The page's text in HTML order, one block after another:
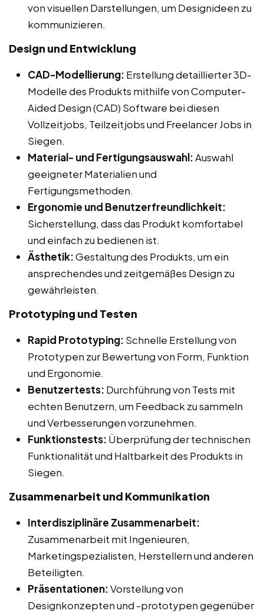
von visuellen Darstellungen, um Designideen zu
kommunizieren.
Design und Entwicklung
CAD-Modellierung: Erstellung detaillierter 3D-
Modelle des Produkts mithilfe von Computer-
Aided Design (CAD) Software bei diesen
Vollzeitjobs, Teilzeitjobs und Freelancer Jobs in
Siegen.
Material- und Fertigungsauswahl:Auswahl
geeigneter Materialien und
Fertigungsmethoden.
Ergonomie und Benutzerfreundlichkeit:
Sicherstellung, dass das Produkt komfortabel
und einfach zu bedienen ist.
Ästhetik:Gestaltung des Produkts, um ein
ansprechendes und zeitgemäßes Design zu
gewährleisten.
Prototyping und Testen
Rapid Prototyping: Schnelle Erstellung von
Prototypen zur Bewertung von Form, Funktion
und Ergonomie.
Benutzertests: Durchführung von Tests mit
echten Benutzern, um Feedback zu sammeln
und Verbesserungen vorzunehmen.
Funktionstests: Überprüfung der technischen
Funktionalität und Haltbarkeit des Produkts in
Siegen.
Zusammenarbeit und Kommunikation
Interdisziplinäre Zusammenarbeit:
Zusammenarbeit mit Ingenieuren,
Marketingspezialisten, Herstellern und anderen
Beteiligten.
Präsentationen:Vorstellung von
Designkonzepten und -prototypen gegenüber